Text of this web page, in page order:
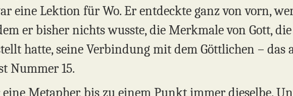
eine Lektion für Wo. Er entdeckte ganz von vorn,
er bisher nichts wusste, die Merkmale von Gott,
hatte, seine Verbindung mit dem Göttlichen – das
Nummer 15.
Metapher, bis zu einem Punkt immer dieselbe.